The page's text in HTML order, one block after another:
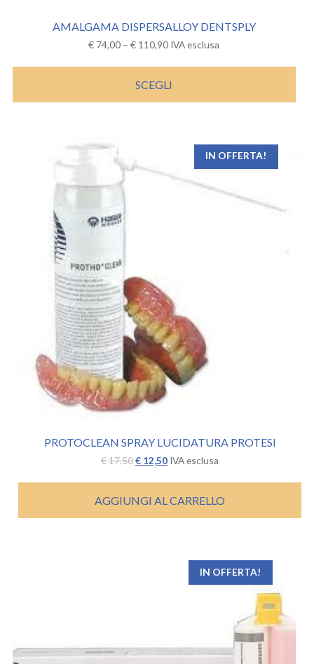
AMALGAMA DISPERSALLOY DENTSPLY
€ 74,00 –€ 110,90 IVA esclusa
SCEGLI
IN OFFERTA!
PROTOCLEAN SPRAY LUCIDATURA PROTESI
€17,50Il
originale
era:
€ 17,50.
€ 12,50Il
attuale
è:
€ 12,50.
IVA esclusa
AGGIUNGI AL CARRELLO
IN OFFERTA!